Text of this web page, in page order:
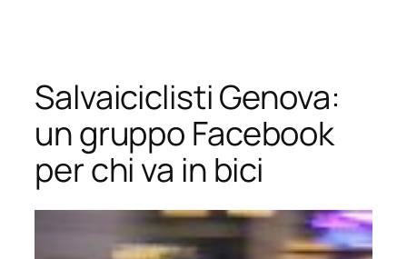
contenuto
Salvaiciclisti Genova:
un gruppo Facebook
per chi va in bici